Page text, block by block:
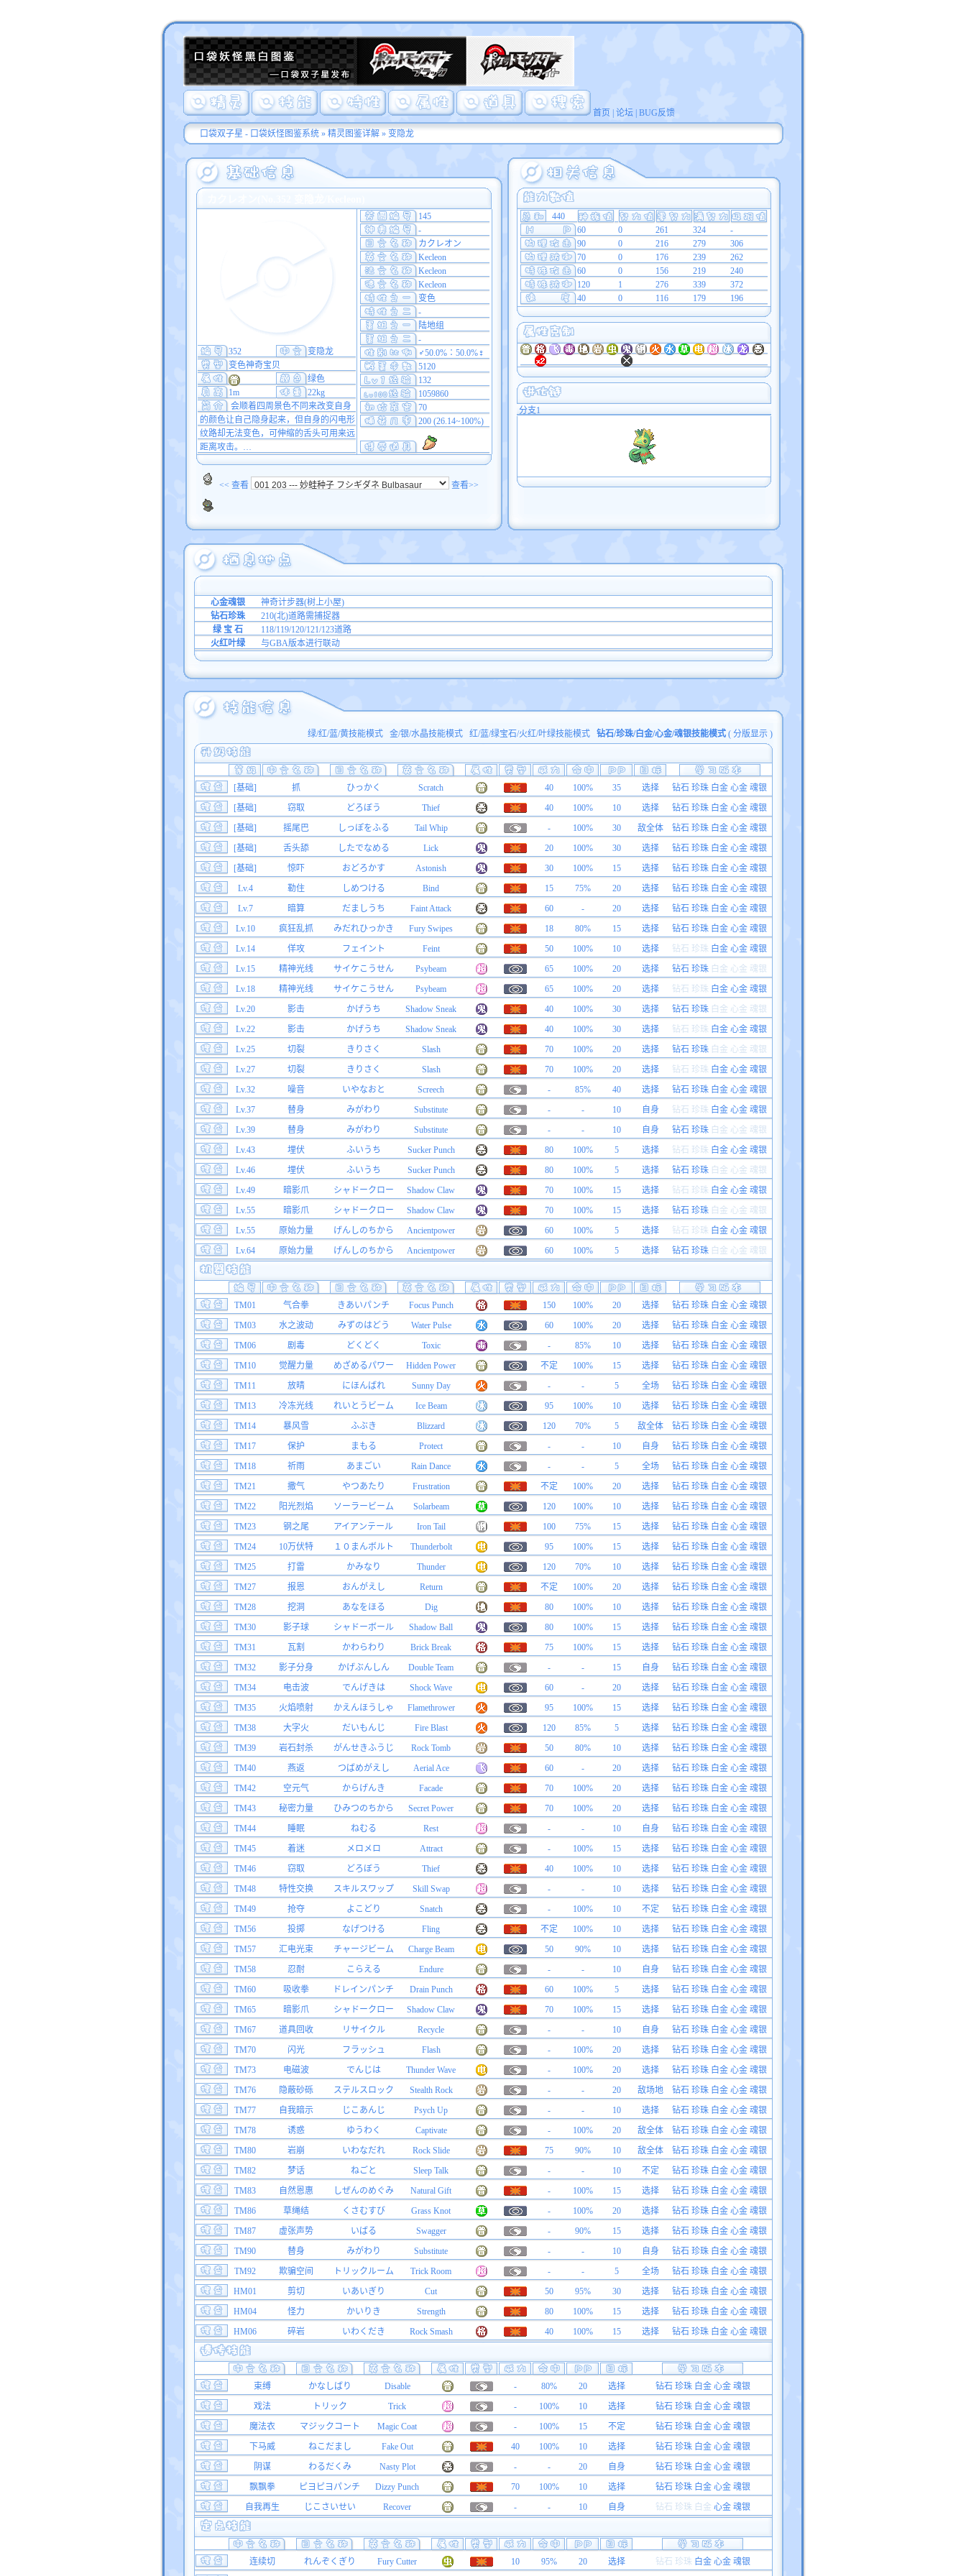
首页 论坛| BUG反馈
口袋双子星 - 口袋妖怪图鉴系统» 精灵图鉴详解» 变隐龙
145
-
カクレオン
Kecleon
Kecleon
Kecleon
变色
-
陆地组
-
♂50.0%∶50.0%♀
5120
132
1059860
70
200 (26.14~100%)
352
变隐龙
变色神奇宝贝
绿色
1m
22kg
会顺着四周景色不同来改变自身
的颜色让自己隐身起来，但自身的闪电形
纹路却无法变色，可伸缩的舌头可用来远
距离攻击。…
<< 查看 查看>>
440
60
0 261 324
-
90
0 216 279
306
70
0 176 239
262
60
0 156 219
240
120
1 276 339
372
40
0 116 179 196
分支1
心金魂银
神奇计步器(树上小屋)
钻石珍珠
210(北)道路需捕捉器
绿 宝 石
118/119/120/121/123道路
火红叶绿
与GBA版本进行联动
绿/红/蓝/黄技能模式 金/银/水晶技能模式 红/蓝/绿宝石/火红/叶绿技能模式 钻石/珍珠/白金/心金/魂银技能模式( 分版显示)
[基础] 抓 ひっかく Scratch 40 100% 35 选择
钻石 珍珠 白金 心金 魂银
[基础]
窃取 どろぼう Thief 40 100% 10 选择
钻石 珍珠 白金 心金 魂银
[基础]
摇尾巴 しっぽをふる Tail Whip - 100% 30 敌全体
钻石 珍珠 白金 心金 魂银
[基础]
舌头舔 したでなめる Lick 20 100% 30 选择
钻石 珍珠 白金 心金 魂银
[基础]
惊吓 おどろかす Astonish 30 100% 15 选择
钻石 珍珠 白金 心金 魂银
Lv.4
勒住 しめつける Bind 15 75% 20 选择
钻石 珍珠 白金 心金 魂银
Lv.7
暗算 だましうち Faint Attack 60 - 20 选择
钻石 珍珠 白金 心金 魂银
Lv.10
疯狂乱抓 みだれひっかき Fury Swipes 18 80% 15 选择
钻石 珍珠 白金 心金 魂银
Lv.14
佯攻 フェイント Feint 50 100% 10 选择 钻石 珍珠 白金 心金 魂银
Lv.15
精神光线 サイケこうせん Psybeam 65 100% 20 选择 钻石 珍珠 白金 心金 魂银
Lv.18
精神光线 サイケこうせん Psybeam 65 100% 20 选择 钻石 珍珠 白金 心金 魂银
Lv.20
影击 かげうち Shadow Sneak 40 100% 30 选择 钻石 珍珠 白金 心金 魂银
Lv.22
影击 かげうち Shadow Sneak 40 100% 30 选择 钻石 珍珠 白金 心金 魂银
Lv.25
切裂 きりさく Slash 70 100% 20 选择 钻石 珍珠 白金 心金 魂银
Lv.27
切裂 きりさく Slash 70 100% 20 选择 钻石 珍珠 白金 心金 魂银
Lv.32
噪音 いやなおと Screech - 85% 40 选择
钻石 珍珠 白金 心金 魂银
Lv.37
替身 みがわり Substitute - - 10 自身 钻石 珍珠 白金 心金 魂银
Lv.39
替身 みがわり Substitute - - 10 自身 钻石 珍珠 白金 心金 魂银
Lv.43
埋伏 ふいうち Sucker Punch 80 100% 5 选择 钻石 珍珠 白金 心金 魂银
Lv.46
埋伏 ふいうち Sucker Punch 80 100% 5 选择 钻石 珍珠 白金 心金 魂银
Lv.49
暗影爪 シャドークロー Shadow Claw 70 100% 15 选择 钻石 珍珠 白金 心金 魂银
Lv.55
暗影爪 シャドークロー Shadow Claw 70 100% 15 选择 钻石 珍珠 白金 心金 魂银
Lv.55
原始力量 げんしのちから Ancientpower 60 100% 5 选择 钻石 珍珠 白金 心金 魂银
Lv.64
原始力量 げんしのちから Ancientpower 60 100% 5 选择 钻石 珍珠 白金 心金 魂银
TM01 气合拳 きあいパンチ Focus Punch 150 100% 20 选择
钻石 珍珠 白金 心金 魂银
TM03
水之波动 みずのはどう Water Pulse 60 100% 20 选择
钻石 珍珠 白金 心金 魂银
TM06
剧毒 どくどく Toxic - 85% 10 选择
钻石 珍珠 白金 心金 魂银
TM10
觉醒力量 めざめるパワー Hidden Power 不定 100% 15 选择
钻石 珍珠 白金 心金 魂银
TM11
放晴 にほんばれ Sunny Day - - 5 全场
钻石 珍珠 白金 心金 魂银
TM13
冷冻光线 れいとうビーム Ice Beam 95 100% 10 选择
钻石 珍珠 白金 心金 魂银
TM14
暴风雪 ふぶき Blizzard 120 70% 5 敌全体
钻石 珍珠 白金 心金 魂银
TM17
保护 まもる Protect - - 10 自身
钻石 珍珠 白金 心金 魂银
TM18
祈雨 あまごい Rain Dance - - 5 全场
钻石 珍珠 白金 心金 魂银
TM21
撒气 やつあたり Frustration 不定 100% 20 选择
钻石 珍珠 白金 心金 魂银
TM22
阳光烈焰 ソーラービーム Solarbeam 120 100% 10 选择
钻石 珍珠 白金 心金 魂银
TM23
钢之尾 アイアンテール Iron Tail 100 75% 15 选择
钻石 珍珠 白金 心金 魂银
TM24
10万伏特 １０まんボルト Thunderbolt 95 100% 15 选择
钻石 珍珠 白金 心金 魂银
TM25
打雷 かみなり Thunder 120 70% 10 选择
钻石 珍珠 白金 心金 魂银
TM27
报恩 おんがえし Return 不定 100% 20 选择
钻石 珍珠 白金 心金 魂银
TM28
挖洞 あなをほる Dig 80 100% 10 选择
钻石 珍珠 白金 心金 魂银
TM30
影子球 シャドーボール Shadow Ball 80 100% 15 选择
钻石 珍珠 白金 心金 魂银
TM31
瓦割 かわらわり Brick Break 75 100% 15 选择
钻石 珍珠 白金 心金 魂银
TM32
影子分身 かげぶんしん Double Team - - 15 自身
钻石 珍珠 白金 心金 魂银
TM34
电击波 でんげきは Shock Wave 60 - 20 选择
钻石 珍珠 白金 心金 魂银
TM35
火焰喷射 かえんほうしゃ Flamethrower 95 100% 15 选择
钻石 珍珠 白金 心金 魂银
TM38
大字火 だいもんじ Fire Blast 120 85% 5 选择
钻石 珍珠 白金 心金 魂银
TM39
岩石封杀 がんせきふうじ Rock Tomb 50 80% 10 选择
钻石 珍珠 白金 心金 魂银
TM40
燕返 つばめがえし Aerial Ace 60 - 20 选择
钻石 珍珠 白金 心金 魂银
TM42
空元气 からげんき Facade 70 100% 20 选择
钻石 珍珠 白金 心金 魂银
TM43
秘密力量 ひみつのちから Secret Power 70 100% 20 选择
钻石 珍珠 白金 心金 魂银
TM44
睡眠 ねむる Rest - - 10 自身
钻石 珍珠 白金 心金 魂银
TM45
着迷 メロメロ Attract - 100% 15 选择
钻石 珍珠 白金 心金 魂银
TM46
窃取 どろぼう Thief 40 100% 10 选择
钻石 珍珠 白金 心金 魂银
TM48
特性交换 スキルスワップ Skill Swap - - 10 选择
钻石 珍珠 白金 心金 魂银
TM49
抢夺 よこどり Snatch - 100% 10 不定
钻石 珍珠 白金 心金 魂银
TM56
投掷 なげつける Fling 不定 100% 10 选择
钻石 珍珠 白金 心金 魂银
TM57
汇电光束 チャージビーム Charge Beam 50 90% 10 选择
钻石 珍珠 白金 心金 魂银
TM58
忍耐 こらえる Endure - - 10 自身
钻石 珍珠 白金 心金 魂银
TM60
吸收拳 ドレインパンチ Drain Punch 60 100% 5 选择
钻石 珍珠 白金 心金 魂银
TM65
暗影爪 シャドークロー Shadow Claw 70 100% 15 选择
钻石 珍珠 白金 心金 魂银
TM67
道具回收 リサイクル Recycle - - 10 自身
钻石 珍珠 白金 心金 魂银
TM70
闪光 フラッシュ Flash - 100% 20 选择
钻石 珍珠 白金 心金 魂银
TM73
电磁波 でんじは Thunder Wave - 100% 20 选择
钻石 珍珠 白金 心金 魂银
TM76
隐蔽砂砾 ステルスロック Stealth Rock - - 20 敌场地
钻石 珍珠 白金 心金 魂银
TM77
自我暗示 じこあんじ Psych Up - - 10 选择
钻石 珍珠 白金 心金 魂银
TM78
诱惑 ゆうわく Captivate - 100% 20 敌全体
钻石 珍珠 白金 心金 魂银
TM80
岩崩 いわなだれ Rock Slide 75 90% 10 敌全体
钻石 珍珠 白金 心金 魂银
TM82
梦话 ねごと Sleep Talk - - 10 不定
钻石 珍珠 白金 心金 魂银
TM83
自然恩惠 しぜんのめぐみ Natural Gift - 100% 15 选择
钻石 珍珠 白金 心金 魂银
TM86
草绳结 くさむすび Grass Knot - 100% 20 选择
钻石 珍珠 白金 心金 魂银
TM87
虚张声势 いばる Swagger - 90% 15 选择
钻石 珍珠 白金 心金 魂银
TM90
替身 みがわり Substitute - - 10 自身
钻石 珍珠 白金 心金 魂银
TM92
欺骗空间 トリックルーム Trick Room - - 5 全场
钻石 珍珠 白金 心金 魂银
HM01
剪切 いあいぎり Cut 50 95% 30 选择
钻石 珍珠 白金 心金 魂银
HM04
怪力 かいりき Strength 80 100% 15 选择
钻石 珍珠 白金 心金 魂银
HM06
碎岩 いわくだき Rock Smash 40 100% 15 选择 钻石 珍珠 白金 心金 魂银
束缚 かなしばり Disable - 80% 20 选择
钻石 珍珠 白金 心金 魂银
戏法
トリック Trick - 100% 10 选择
钻石 珍珠 白金 心金 魂银
魔法衣
マジックコート Magic Coat - 100% 15 不定
钻石 珍珠 白金 心金 魂银
下马威
ねこだまし Fake Out 40 100% 10 选择
钻石 珍珠 白金 心金 魂银
阴谋
わるだくみ Nasty Plot - - 20 自身
钻石 珍珠 白金 心金 魂银
飘飘拳
ピヨピヨパンチ Dizzy Punch 70 100% 10 选择
钻石 珍珠 白金 心金 魂银
自我再生
じこさいせい Recover - - 10 自身 钻石 珍珠 白金 心金 魂银
连续切 れんぞくぎり Fury Cutter 10 95% 20 选择 钻石 珍珠 白金 心金 魂银